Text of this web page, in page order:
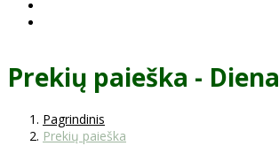
Prekių paieška - Diena
Pagrindinis
Prekių paieška